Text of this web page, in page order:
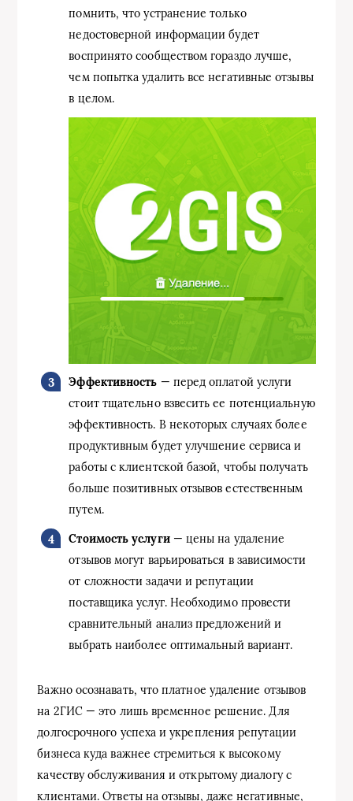
помнить, что устранение только
недостоверной информации будет
воспринято сообществом гораздо лучше,
чем попытка удалить все негативные отзывы
в целом.
Эффективность — перед оплатой услуги
стоит тщательно взвесить ее потенциальную
эффективность. В некоторых случаях более
продуктивным будет улучшение сервиса и
работы с клиентской базой, чтобы получать
больше позитивных отзывов естественным
путем.
Стоимость услуги— цены на удаление
отзывов могут варьироваться в зависимости
от сложности задачи и репутации
поставщика услуг. Необходимо провести
сравнительный анализ предложений и
выбрать наиболее оптимальный вариант.
Важно осознавать, что платное удаление отзывов
на 2ГИС — это лишь временное решение. Для
долгосрочного успеха и укрепления репутации
бизнеса куда важнее стремиться к высокому
качеству обслуживания и открытому диалогу с
клиентами. Ответы на отзывы, даже негативные,